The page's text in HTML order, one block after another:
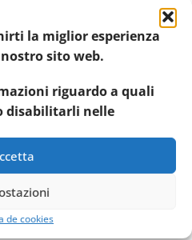
la miglior esperienza
sito web.
riguardo a quali
disabilitarli nelle
de cookies
prime della stessa qualità
consumo umano ma non a
in materia grassa 15%,
7,8%, Omega 3
Fosforo 1,2%, Sodio
A (3a672a) 21.000 UI,
Vitamina E (3a700) 400
mg, Vitamina B2 14 mg,
C (3a312) 50 mg,